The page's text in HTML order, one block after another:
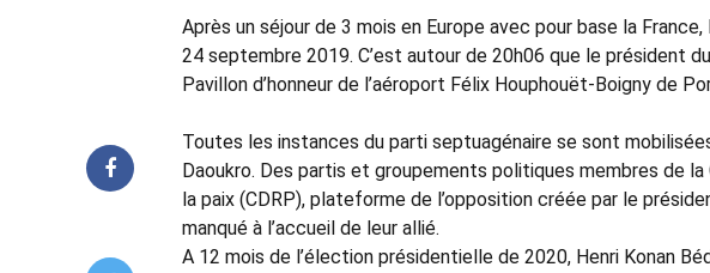
Après un séjour de 3 mois en Europe avec pour base la
24 septembre 2019. C’est autour de 20h06 que le président
Pavillon d’honneur de l’aéroport Félix Houphouët-Boigny de
Toutes les instances du parti septuagénaire se sont mobilisées
Daoukro. Des partis et groupements politiques membres de
la paix (CDRP), plateforme de l’opposition créée par le
manqué à l’accueil de leur allié.
A 12 mois de l’élection présidentielle de 2020, Henri Konan